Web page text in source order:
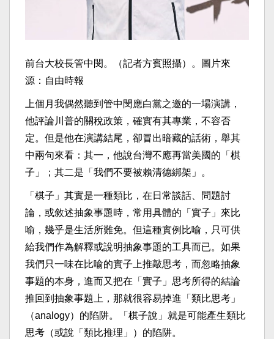
前台大校長管中閔。（記者方賓照攝）。圖片來
源：自由時報
上個月我偶然聽到管中閔應白黨之邀的一場演講，
他評論川普的關稅政策，確實有其專業，不容否
定。但是他在演講結尾，卻冒出暗藏的話術，舉其
中兩句來看：其一，他說台灣不應再當美國的「棋
子」；其二是「我們不要被賴清德綁架」。
「棋子」其實是一種類比，在日常談話、問題討
論，或敘述抽象事題時，常用具體的「實子」來比
喻，幾乎是生活所難免。但這種實例比喻，只可供
給我們作為解釋或說明抽象事題的工具而已。如果
我們只一味在比喻的實子上推敲思考，而忽略抽象
事題的本身，進而又把在「實子」思考所得的結論
推回到抽象事題上，那就很容易掉進「類比思考」
（analogy）的陷阱。「棋子說」就是可能產生類比
思考（或說「類比推理」）的陷阱。